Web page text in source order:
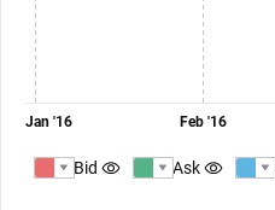
Jan '16 Feb '16
Bid Ask